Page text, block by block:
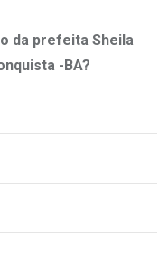
da prefeita Sheila
-BA?